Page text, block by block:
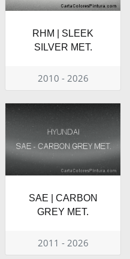
RHM | SLEEK
SILVER MET.
2010 - 2026
SAE | CARBON
GREY MET.
2011 - 2026